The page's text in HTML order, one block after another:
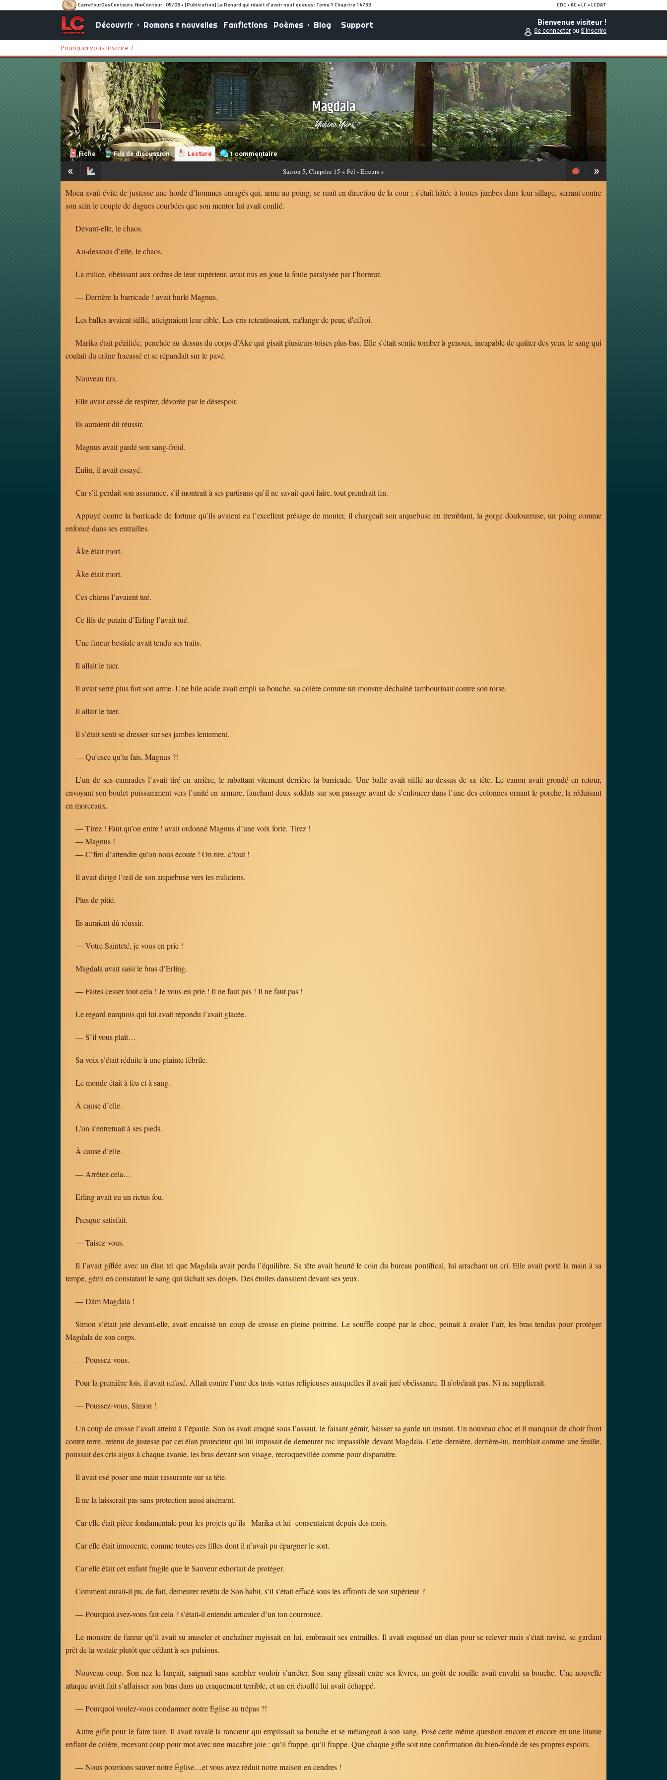
Découvrir• Romans & nouvelles Fanfictions Poèmes• Blog Support Bienvenue visiteur !
Se connecterou S'inscrire
Pourquoi vous inscrire ?
Magdala
Yukino Yuri
Fiche Fils de discussion Lecture 1 commentaire
« »
Saison 5, Chapitre 15 « Fel - Erreurs »
Moea avait évité de justesse une horde d’hommes enragés qui, arme au poing, se ruait en direction de la cour ; s’était hâtée à toutes jambes dans leur sillage, serrant contre
son sein le couple de dagues courbées que son mentor lui avait confié.
Devant-elle, le chaos.
Au-dessous d’elle, le chaos.
La milice, obéissant aux ordres de leur supérieur, avait mis en joue la foule paralysée par l’horreur.
— Derrière la barricade ! avait hurlé Magnus.
Les balles avaient sifflé, atteignaient leur cible. Les cris retentissaient, mélange de peur, d'effroi.
Marika était pétrifiée, penchée au-dessus du corps d’Åke qui gisait plusieurs toises plus bas. Elle s’était sentie tomber à genoux, incapable de quitter des yeux le sang qui
coulait du crâne fracassé et se répandait sur le pavé.
Nouveau tirs.
Elle avait cessé de respirer, dévorée par le désespoir.
Ils auraient dû réussir.
Magnus avait gardé son sang-froid.
Enfin, il avait essayé.
Car s’il perdait son assurance, s’il montrait à ses partisans qu’il ne savait quoi faire, tout prendrait fin.
Appuyé contre la barricade de fortune qu’ils avaient eu l’excellent présage de monter, il chargeait son arquebuse en tremblant, la gorge douloureuse, un poing comme
enfoncé dans ses entrailles.
Åke était mort.
Åke était mort.
Ces chiens l’avaient tué.
Ce fils de putain d’Erling l’avait tué.
Une fureur bestiale avait tendu ses traits.
Il allait le tuer.
Il avait serré plus fort son arme. Une bile acide avait empli sa bouche, sa colère comme un monstre déchaîné tambourinait contre son torse.
Il allait le tuer.
Il s’était senti se dresser sur ses jambes lentement.
— Qu’esce qu’tu fais, Magnus ?!
L’un de ses camrades l’avait tiré en arrière, le rabattant vitement derrière la barricade. Une balle avait sifflé au-dessus de sa tête. Le canon avait grondé en retour,
envoyant son boulet puissamment vers l’unité en armure, fauchant deux soldats sur son passage avant de s’enfoncer dans l’une des colonnes ornant le porche, la réduisant
en morceaux.
— Tirez ! Faut qu’on entre ! avait ordonné Magnus d’une voix forte. Tirez !
— Magnus !
— C’fini d’attendre qu’on nous écoute ! On tire, c’tout !
Il avait dirigé l’œil de son arquebuse vers les miliciens.
Plus de pitié.
Ils auraient dû réussir.
— Votre Sainteté, je vous en prie !
Magdala avait saisi le bras d’Erling.
— Faites cesser tout cela ! Je vous en prie ! Il ne faut pas ! Il ne faut pas !
Le regard narquois qui lui avait répondu l’avait glacée.
— S’il vous plaît…
Sa voix s’était réduite à une plainte fébrile.
Le monde était à feu et à sang.
À cause d’elle.
L’on s’entretuait à ses pieds.
À cause d’elle.
— Arrêtez cela…
Erling avait eu un rictus fou.
Presque satisfait.
— Taisez-vous.
Il l’avait giflée avec un élan tel que Magdala avait perdu l’équilibre. Sa tête avait heurté le coin du bureau pontifical, lui arrachant un cri. Elle avait porté la main à sa
tempe, gémi en constatant le sang qui tâchait ses doigts. Des étoiles dansaient devant ses yeux.
— Däm Magdala !
Simon s’était jeté devant-elle, avait encaissé un coup de crosse en pleine poitrine. Le souffle coupé par le choc, peinait à avaler l’air, les bras tendus pour protéger
Magdala de son corps.
— Poussez-vous.
Pour la première fois, il avait refusé. Allait contre l’une des trois vertus religieuses auxquelles il avait juré obéissance. Il n’obéirait pas. Ni ne supplierait.
— Poussez-vous, Simon !
Un coup de crosse l’avait atteint à l’épaule. Son os avait craqué sous l’assaut, le faisant gémir, baisser sa garde un instant. Un nouveau choc et il manquait de choir front
contre terre, retenu de justesse par cet élan protecteur qui lui imposait de demeurer roc impassible devant Magdala. Cette dernière, derrière-lui, tremblait comme une feuille,
poussait des cris aigus à chaque avanie, les bras devant son visage, recroquevillée comme pour disparaitre.
Il avait osé poser une main rassurante sur sa tête.
Il ne la laisserait pas sans protection aussi aisément.
Car elle était pièce fondamentale pour les projets qu’ils –Marika et lui- consentaient depuis des mois.
Car elle était innocente, comme toutes ces filles dont il n’avait pu épargner le sort.
Car elle était cet enfant fragile que le Sauveur exhortait de protéger.
Comment aurait-il pu, de fait, demeurer revêtu de Son habit, s’il s’était effacé sous les affronts de son supérieur ?
— Pourquoi avez-vous fait cela ? s’était-il entendu articuler d’un ton courroucé.
Le monstre de fureur qu’il avait su museler et enchaîner rugissait en lui, embrasait ses entrailles. Il avait esquissé un élan pour se relever mais s’était ravisé, se gardant
prêt de la vestale plutôt que cédant à ses pulsions.
Nouveau coup. Son nez le lançait, saignait sans sembler vouloir s’arrêter. Son sang glissait entre ses lèvres, un goût de rouille avait envahi sa bouche. Une nouvelle
attaque avait fait s’affaisser son bras dans un craquement terrible, et un cri étouffé lui avait échappé.
— Pourquoi voulez-vous condamner notre Église au trépas ?!
Autre gifle pour le faire taire. Il avait ravalé la rancœur qui emplissait sa bouche et se mélangeait à son sang. Posé cette même question encore et encore en une litanie
enflant de colère, recevant coup pour mot avec une macabre joie : qu’il frappe, qu’il frappe. Que chaque gifle soit une confirmation du bien-fondé de ses propres espoirs.
— Nous pouvions sauver notre Église…et vous avez réduit notre maison en cendres !